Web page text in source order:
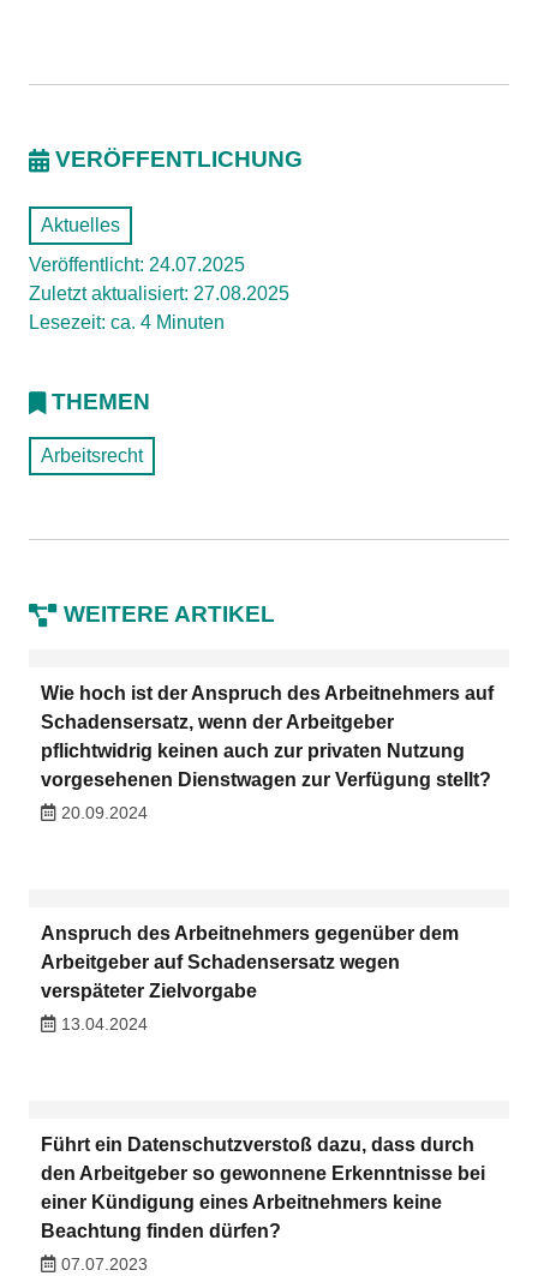
VERÖFFENTLICHUNG
Aktuelles
Veröffentlicht: 24.07.2025
Zuletzt aktualisiert: 27.08.2025
Lesezeit: ca. 4 Minuten
THEMEN
Arbeitsrecht
WEITERE ARTIKEL
Wie hoch ist der Anspruch des Arbeitnehmers auf
Schadensersatz, wenn der Arbeitgeber
pflichtwidrig keinen auch zur privaten Nutzung
vorgesehenen Dienstwagen zur Verfügung stellt?
20.09.2024
Anspruch des Arbeitnehmers gegenüber dem
Arbeitgeber auf Schadensersatz wegen
verspäteter Zielvorgabe
13.04.2024
Führt ein Datenschutzverstoß dazu, dass durch
den Arbeitgeber so gewonnene Erkenntnisse bei
einer Kündigung eines Arbeitnehmers keine
Beachtung finden dürfen?
07.07.2023